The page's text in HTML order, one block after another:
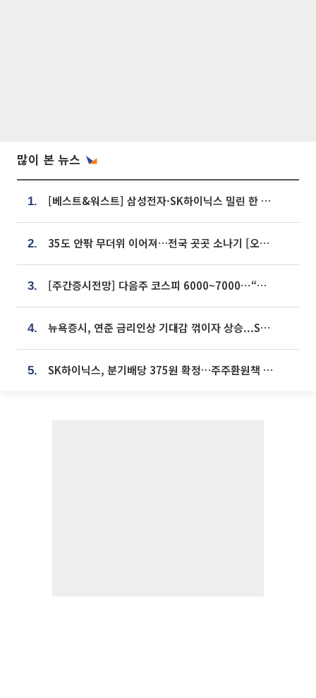
많이 본 뉴스
1. [베스트&워스트] 삼성전자·SK하이닉스 밀린 한 주…상상인증권은 85% 급등
2. 35도 안팎 무더위 이어져…전국 곳곳 소나기 [오늘 날씨]
3. [주간증시전망] 다음주 코스피 6000~7000⋯“外人 수급은 정책이 변수”
4. 뉴욕증시, 연준 금리인상 기대감 꺾이자 상승...S&P500 사상 최고치 [종합]
5. SK하이닉스, 분기배당 375원 확정…주주환원책 9월로 앞당겨 발표